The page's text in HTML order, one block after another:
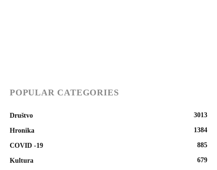
POPULAR CATEGORIES
Društvo 3013
Hronika 1384
COVID -19 885
Kultura 679